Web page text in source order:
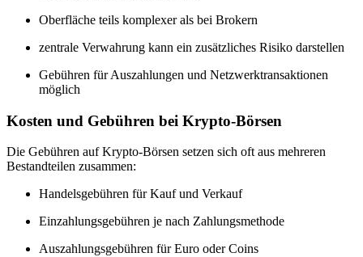
Oberfläche teils komplexer als bei Brokern
zentrale Verwahrung kann ein zusätzliches Risiko darstellen
Gebühren für Auszahlungen und Netzwerktransaktionen
möglich
Kosten und Gebühren bei Krypto-Börsen
Die Gebühren auf Krypto-Börsen setzen sich oft aus mehreren
Bestandteilen zusammen:
Handelsgebühren für Kauf und Verkauf
Einzahlungsgebühren je nach Zahlungsmethode
Auszahlungsgebühren für Euro oder Coins